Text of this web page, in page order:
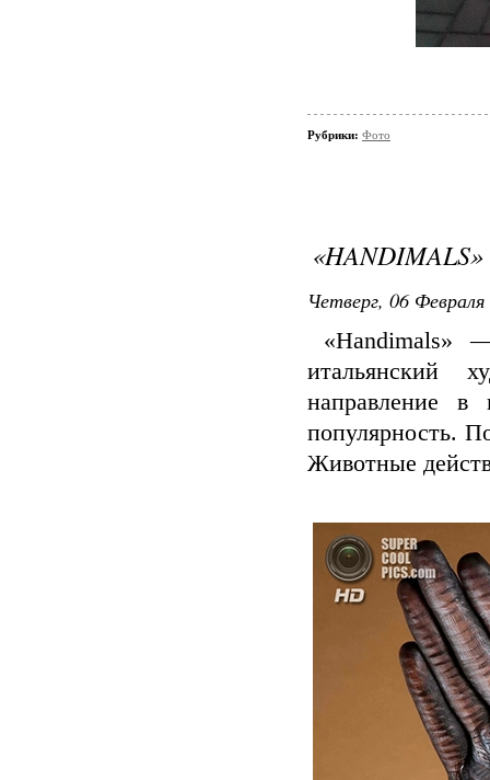
Рубрики: Фото
«HANDIMALS»
Четверг, 06
«Handimals»
итальянский
направление в
популярность.
Животные